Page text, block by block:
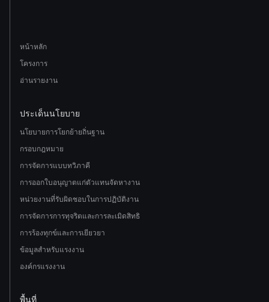
หน้าหลัก
โครงการ
อ่านรายงาน
ประเด็นนโยบาย
นโยบายการโยกย้ายถิ่นฐาน
กรอบกฎหมาย
การจัดการแบบทวิภาคี
การออกใบอนุญาตแก่ตัวแทนจัดหางาน
หน่วยงานที่รับผิดชอบในการปฏิบัติงาน
การจัดการการทุจริตและการละเมิดสิทธิ
การร้องทุกข์และการเยียวยา
ข้อมูลสำหรับแรงงาน
องค์กรแรงงาน
พื้นที่